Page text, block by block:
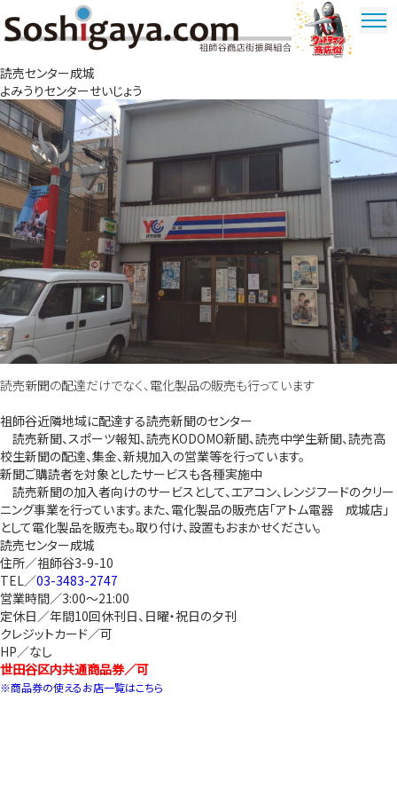
祖師谷商店街
読売センター成城
よみうりセンターせいじょう
読売新聞の配達だけでなく、電化製品の販売も行っています
祖師谷近隣地域に配達する読売新聞のセンター
読売新聞、スポーツ報知、読売KODOMO新聞、読売中学生新聞、読売高
校生新聞の配達、集金、新規加入の営業等を行っています。
新聞ご購読者を対象としたサービスも各種実施中
読売新聞の加入者向けのサービスとして、エアコン、レンジフードのクリー
ニング事業を行っています。また、電化製品の販売店「アトム電器 成城店」
として電化製品を販売も。取り付け、設置もおまかせください。
読売センター成城
住所／祖師谷3-9-10
TEL／03-3483-2747
営業時間／3:00～21:00
定休日／年間10回休刊日、日曜・祝日の夕刊
クレジットカード／可
HP／なし
世田谷区内共通商品券／可
※商品券の使えるお店一覧はこちら